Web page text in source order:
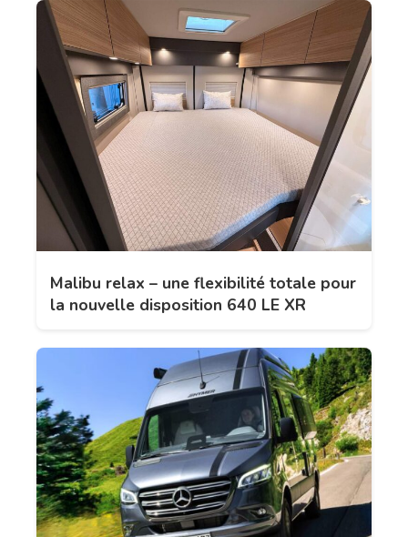
Malibu relax – une flexibilité totale pour
la nouvelle disposition 640 LE XR